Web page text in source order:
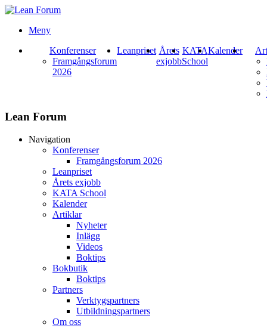
Meny
Konferenser
Framgångsforum
2026
Leanpriset Årets
exjobb
KATA
School
Kalender
Lean Forum
Navigation
Konferenser
Framgångsforum 2026
Leanpriset
Årets exjobb
KATA School
Kalender
Artiklar
Nyheter
Inlägg
Videos
Boktips
Bokbutik
Boktips
Partners
Verktygspartners
Utbildningspartners
Om oss